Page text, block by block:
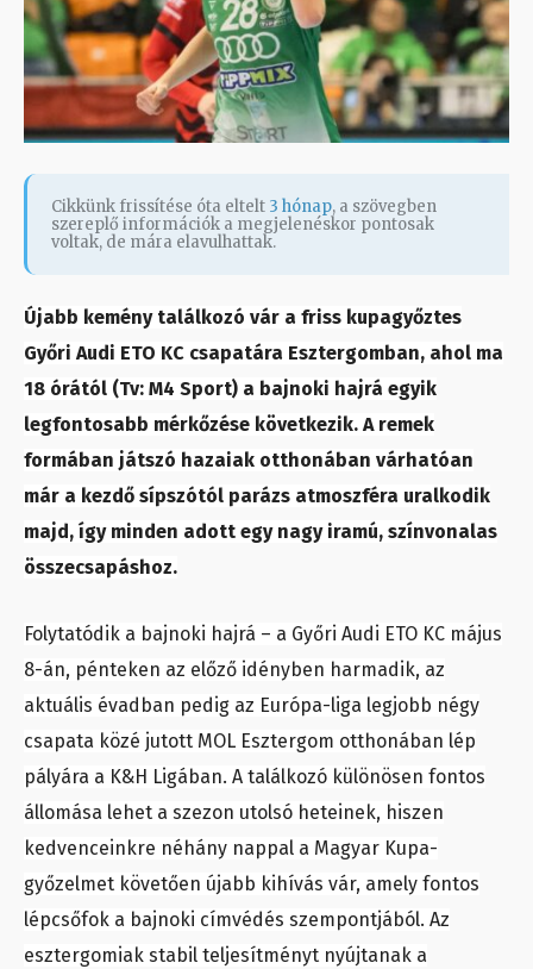
Cikkünk frissítése óta eltelt 3 hónap, a szövegben
szereplő információk a megjelenéskor pontosak
voltak, de mára elavulhattak.
Újabb kemény találkozó vár a friss kupagyőztes
Győri Audi ETO KC csapatára Esztergomban, ahol ma
18 órától (Tv: M4 Sport) a bajnoki hajrá egyik
legfontosabb mérkőzése következik. A remek
formában játszó hazaiak otthonában várhatóan
már a kezdő sípszótól parázs atmoszféra uralkodik
majd, így minden adott egy nagy iramú, színvonalas
összecsapáshoz.
Folytatódik a bajnoki hajrá – a Győri Audi ETO KC május
8-án, pénteken az előző idényben harmadik, az
aktuális évadban pedig az Európa-liga legjobb négy
csapata közé jutott MOL Esztergom otthonában lép
pályára a K&H Ligában. A találkozó különösen fontos
állomása lehet a szezon utolsó heteinek, hiszen
kedvenceinkre néhány nappal a Magyar Kupa-
győzelmet követően újabb kihívás vár, amely fontos
lépcsőfok a bajnoki címvédés szempontjából. Az
esztergomiak stabil teljesítményt nyújtanak a